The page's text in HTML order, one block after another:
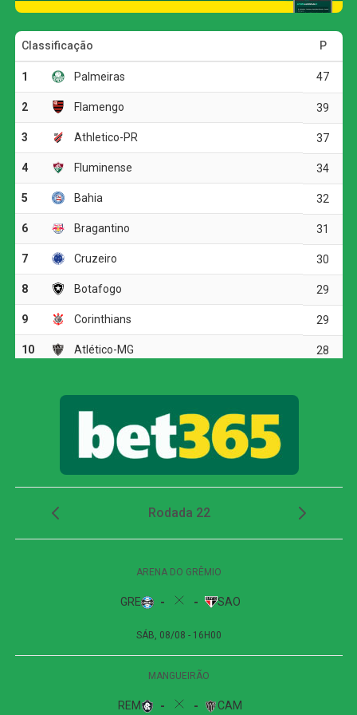
Ver essa foto no Instagram
Com o resultado, o time carioca fechou o confronto dos
playoffs com vantagem no placar agregado. Na partida de
Girardot, na Colômbia, o Vasco arrancou um empate por
pelo baixo número de oportunidades claras. O Vasco teve
maior controle da posse de bola e buscou pressionar os
Na segunda etapa, Spinelli levou perigo aos seis